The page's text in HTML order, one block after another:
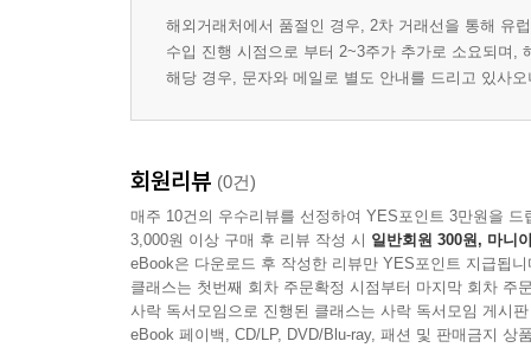
해외거래처에서 품절인 경우, 2차 거래선을 통해 유
수입 진행 시점으로 부터 2~3주가 추가로 소요되며,
해당 경우, 문자와 메일로 별도 안내를 드리고 있사
회원리뷰 (0건)
매주 10건의 우수리뷰를 선정하여 YES포인트 3만원을 드
3,000원 이상 구매 후 리뷰 작성 시 일반회원 300원, 마니
eBook은 다운로드 후 작성한 리뷰만 YES포인트 지급됩니
클래스는 첫번째 회차 주문확정 시점부터 마지막 회차 주
사락 독서모임으로 진행된 클래스는 사락 독서모임 게시
eBook 페이백, CD/LP, DVD/Blu-ray, 패션 및 판매금지 상